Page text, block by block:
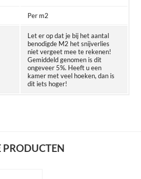
Per m2
Let er op dat je bij het aantal
benodigde M2 het snijverlies
niet vergeet mee te rekenen!
Gemiddeld genomen is dit
ongeveer 5%. Heeft u een
kamer met veel hoeken, dan is
dit iets hoger!
PRODUCTEN